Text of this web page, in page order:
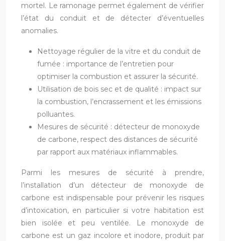
mortel. Le ramonage permet également de vérifier
l’état du conduit et de détecter d’éventuelles
anomalies.
Nettoyage régulier de la vitre et du conduit de
fumée : importance de l’entretien pour
optimiser la combustion et assurer la sécurité.
Utilisation de bois sec et de qualité : impact sur
la combustion, l’encrassement et les émissions
polluantes.
Mesures de sécurité : détecteur de monoxyde
de carbone, respect des distances de sécurité
par rapport aux matériaux inflammables.
Parmi les mesures de sécurité à prendre,
l’installation d’un détecteur de monoxyde de
carbone est indispensable pour prévenir les risques
d’intoxication, en particulier si votre habitation est
bien isolée et peu ventilée. Le monoxyde de
carbone est un gaz incolore et inodore, produit par